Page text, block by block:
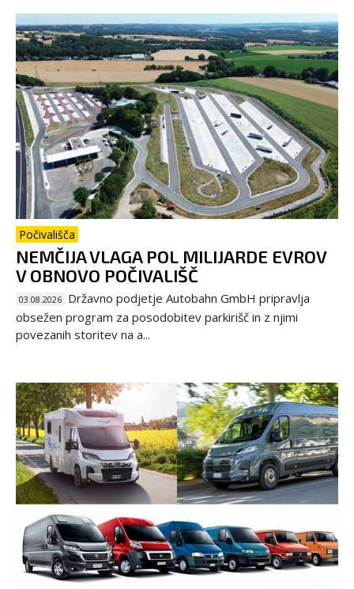
Počivališča
NEMČIJA VLAGA POL MILIJARDE EVROV
V OBNOVO POČIVALIŠČ
03.08.2026 Državno podjetje Autobahn GmbH pripravlja
obsežen program za posodobitev parkirišč in z njimi
povezanih storitev na a...